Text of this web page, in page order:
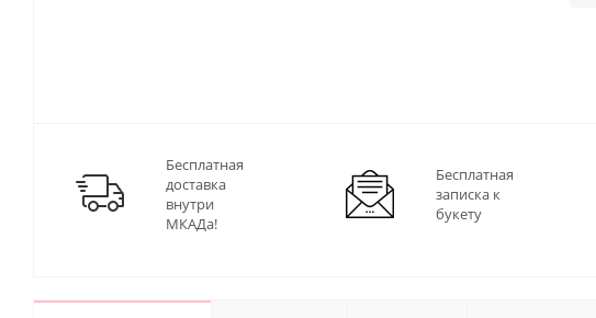
Бесплатная
доставка
внутри
МКАДа!
Бесплатная
записка к
букету